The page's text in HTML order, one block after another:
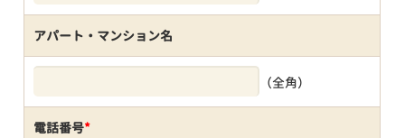
アパート・マンション名
（全角）
電話番号*